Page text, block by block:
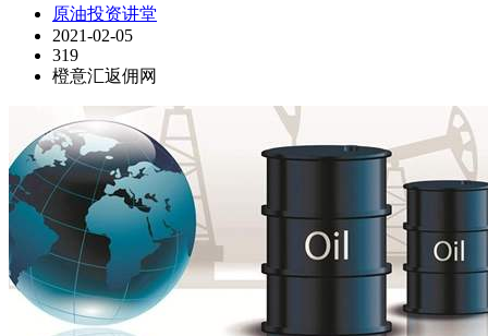
原油投资讲堂
2021-02-05
319
橙意汇返佣网